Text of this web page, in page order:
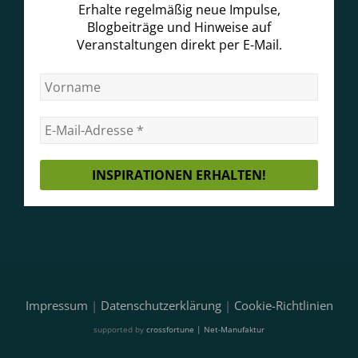
Erhalte regelmäßig neue Impulse,
Blogbeiträge und Hinweise auf
Veranstaltungen direkt per E-Mail.
Impressum | Datenschutzerklärung| Cookie-Richtlinien
supported by crossfortune | Net-Manufaktur